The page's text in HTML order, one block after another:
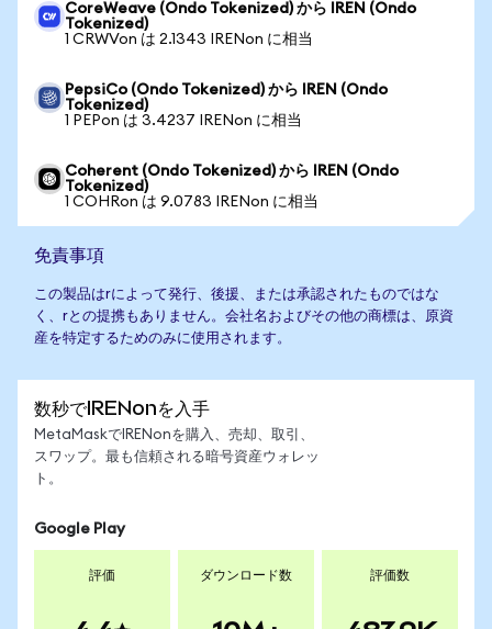
CoreWeave (Ondo Tokenized) から IREN (Ondo
Tokenized)
1 CRWVon は 2.1343 IRENon に相当
PepsiCo (Ondo Tokenized) から IREN (Ondo
Tokenized)
1 PEPon は 3.4237 IRENon に相当
Coherent (Ondo Tokenized) から IREN (Ondo
Tokenized)
1 COHRon は 9.0783 IRENon に相当
免責事項
この製品はrによって発行、後援、または承認されたものではな
く、rとの提携もありません。会社名およびその他の商標は、原資
産を特定するためのみに使用されます。
数秒でIRENonを入手
MetaMaskでIRENonを購入、売却、取引、
スワップ。最も信頼される暗号資産ウォレッ
ト。
Google Play
評価 ダウンロード数 評価数